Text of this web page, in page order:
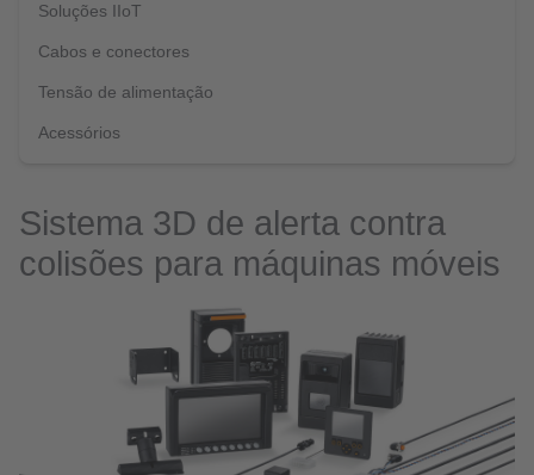
Soluções IIoT
Cabos e conectores
Tensão de alimentação
Acessórios
Sistema 3D de alerta contra
colisões para máquinas móveis